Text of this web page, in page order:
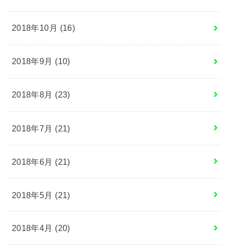
2018年10月 (16)
2018年9月 (10)
2018年8月 (23)
2018年7月 (21)
2018年6月 (21)
2018年5月 (21)
2018年4月 (20)